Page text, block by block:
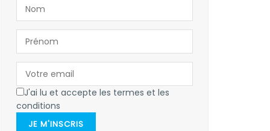
J'ai lu et accepte les termes et les
conditions
JE M'INSCRIS